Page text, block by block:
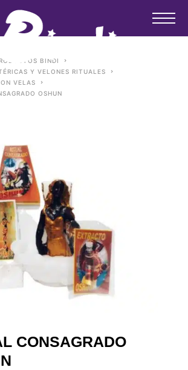
PRODUCTOS BINDI
Y VELONES RITUALES
VELAS
OSHUN
CONSAGRADO